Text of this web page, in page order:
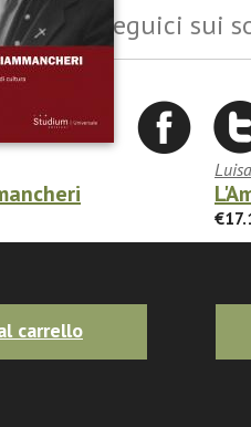
carrello
Seguici sui